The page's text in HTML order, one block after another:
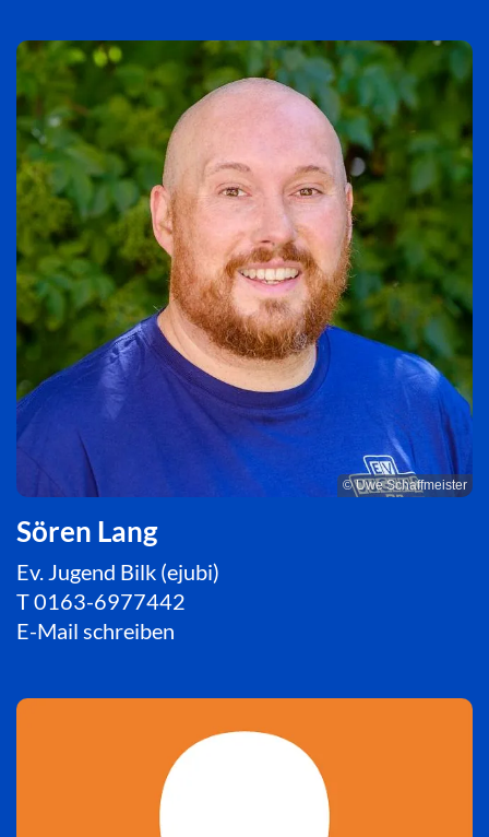
© Uwe Schaffmeister
Sören Lang
Ev. Jugend Bilk (ejubi)
T0163-6977442
E-Mail schreiben